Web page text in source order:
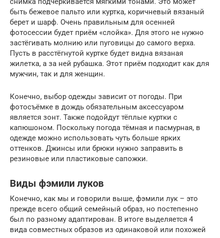
быть бежевое пальто или куртка, коричневый вязаный
берет и шарф. Очень правильным для осенней
фотосессии будет приём «слойка». Для этого не нужно
застёгивать молнию или пуговицы до самого верха.
Пусть в расстёгнутой куртке будет видна вязаная
жилетка, а за ней рубашка. Этот приём подходит как для
мужчин, так и для женщин.
Конечно, выбор одежды зависит от погоды. При
фотосъёмке в дождь обязательным аксессуаром
является зонт. Также подойдут тёплые куртки с
капюшоном. Поскольку погода тёмная и пасмурная, в
одежде можно использовать чуть больше ярких
оттенков. Джинсы или брюки нужно заправить в
резиновые или пластиковые сапожки.
Виды фэмили луков
Конечно, как мы и говорили выше, фэмили лук – это
прежде всего общий семейный образ, но постепенно
был по разному адаптирован. В итоге выделяется 4
вида совместных образов из одинаковой или похожей